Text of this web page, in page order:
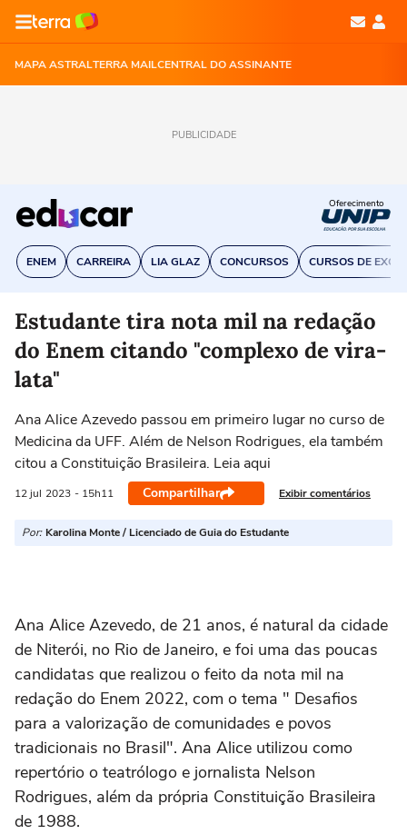
MAPA ASTRALTERRA MAILCENTRAL DO ASSINANTE
PUBLICIDADE
ENEM CARREIRA LIA GLAZ CONCURSOS CURSOS DE EXCEL
Oferecimento
Estudante tira nota mil na redação
do Enem citando "complexo de vira-
lata"
Ana Alice Azevedo passou em primeiro lugar no curso de
Medicina da UFF. Além de Nelson Rodrigues, ela também
citou a Constituição Brasileira. Leia aqui
12 jul 2023 - 15h11 Compartilhar Exibir comentários
Por: Karolina Monte / Licenciado de Guia do Estudante
Ana Alice Azevedo, de 21 anos, é natural da cidade
de Niterói, no Rio de Janeiro, e foi uma das poucas
candidatas que realizou o feito da nota mil na
redação do Enem 2022, com o tema " Desafios
para a valorização de comunidades e povos
tradicionais no Brasil". Ana Alice utilizou como
repertório o teatrólogo e jornalista Nelson
Rodrigues, além da própria Constituição Brasileira
de 1988.